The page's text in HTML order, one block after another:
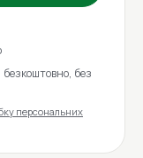
без
персональних